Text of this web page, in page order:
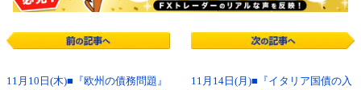
11月10日(木)■『欧州の債務問題』
11月14日(月)■『イタリア国債の入